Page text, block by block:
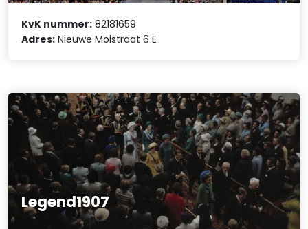
KvK nummer: 82181659
Adres: Nieuwe Molstraat 6 E
Legend1907